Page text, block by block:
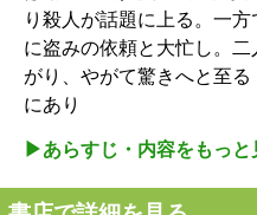
り殺人が話題に上る。一
に盗みの依頼と大忙し。
がり、やがて驚きへと至
にあり
▶︎あらすじ・内容をもっと